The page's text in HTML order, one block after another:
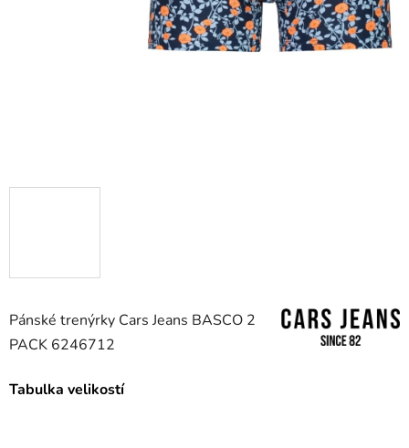
Pánské trenýrky Cars Jeans BASCO 2
PACK 6246712
Tabulka velikostí